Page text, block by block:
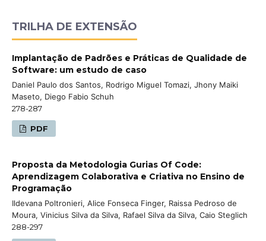
TRILHA DE EXTENSÃO
Implantação de Padrões e Práticas de Qualidade de
Software: um estudo de caso
Daniel Paulo dos Santos, Rodrigo Miguel Tomazi, Jhony Maiki
Maseto, Diego Fabio Schuh
278-287
PDF
Proposta da Metodologia Gurias Of Code:
Aprendizagem Colaborativa e Criativa no Ensino de
Programação
Ildevana Poltronieri, Alice Fonseca Finger, Raissa Pedroso de
Moura, Vinicius Silva da Silva, Rafael Silva da Silva, Caio Steglich
288-297